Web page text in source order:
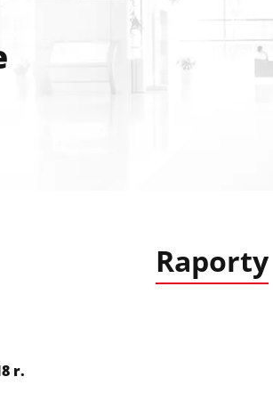
Raporty
r.